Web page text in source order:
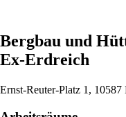
Bergbau und
Ex-Erdreich
Ernst-Reuter-Platz 1, 10587